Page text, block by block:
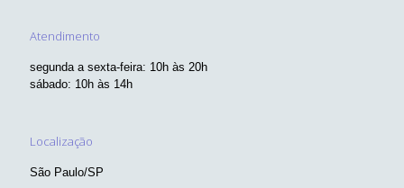
Atendimento
segunda a sexta-feira: 10h às 20h
sábado: 10h às 14h
Localização
São Paulo/SP